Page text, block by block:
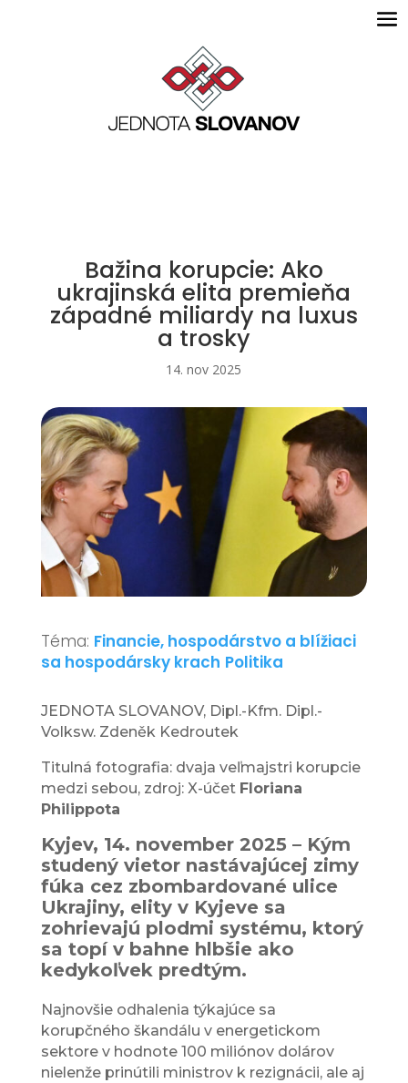
Bažina korupcie: Ako
ukrajinská elita premieňa
západné miliardy na luxus
a trosky
14. nov 2025
Téma: Financie, hospodárstvo a blížiaci
sa hospodársky krach Politika
JEDNOTA SLOVANOV, Dipl.-Kfm. Dipl.-
Volksw. Zdeněk Kedroutek
Titulná fotografia: dvaja veľmajstri korupcie
medzi sebou, zdroj: X-účet Floriana
Philippota
Kyjev, 14. november 2025 – Kým
studený vietor nastávajúcej zimy
fúka cez zbombardované ulice
Ukrajiny, elity v Kyjeve sa
zohrievajú plodmi systému, ktorý
sa topí v bahne hlbšie ako
kedykoľvek predtým.
Najnovšie odhalenia týkajúce sa
korupčného škandálu v energetickom
sektore v hodnote 100 miliónov dolárov
nielenže prinútili ministrov k rezignácii, ale aj